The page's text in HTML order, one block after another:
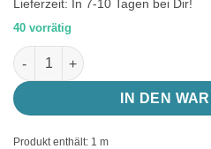
Lieferzeit: In 7-10 Tagen bei Dir!
40 vorrätig
15mm Reflektierband, silber
IN DEN
Produkt enthält: 1 m